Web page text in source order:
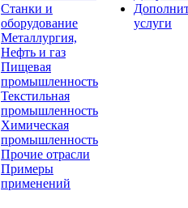
Станки и
оборудование
Металлургия,
Нефть и газ
Пищевая
промышленность
Текстильная
промышленность
Химическая
промышленность
Прочие отрасли
Примеры
применений
услуги